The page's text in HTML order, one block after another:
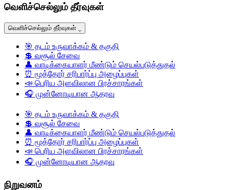
வெளிச்செல்லும் தீர்வுகள்
வெளிச்செல்லும் தீர்வுகள்
🎯 தடம் உருவாக்கம் & தகுதி
💲 வசூல் சேவை
👤 வாடிக்கையாளர் மீண்டும் செயல்படுத்துதல்
⏰ மூத்தோர் சரிபார்ப்பு அழைப்புகள்
📣 பெரிய அளவிலான பிரச்சாரங்கள்
🎧 முன்னோடியான ஆதரவு
🎯 தடம் உருவாக்கம் & தகுதி
💲 வசூல் சேவை
👤 வாடிக்கையாளர் மீண்டும் செயல்படுத்துதல்
⏰ மூத்தோர் சரிபார்ப்பு அழைப்புகள்
📣 பெரிய அளவிலான பிரச்சாரங்கள்
🎧 முன்னோடியான ஆதரவு
நிறுவனம்